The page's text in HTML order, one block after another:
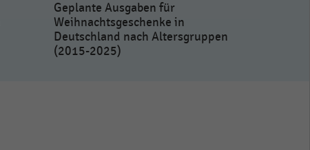
Geplante Ausgaben für
Weihnachtsgeschenke in
Deutschland nach Altersgruppen
(2015-2025)